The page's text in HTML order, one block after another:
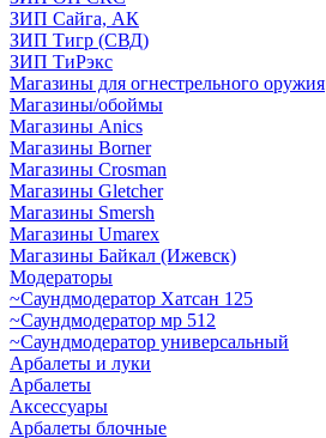
ЗИП Сайга, АК
ЗИП Тигр (СВД)
ЗИП ТиРэкс
Магазины для огнестрельного оружия
Магазины/обоймы
Магазины Anics
Магазины Borner
Магазины Crosman
Магазины Gletcher
Магазины Smersh
Магазины Umarex
Магазины Байкал (Ижевск)
Модераторы
~Cаундмодератор Хатсан 125
~Саундмодератор мр 512
~Саундмодератор универсальный
Арбалеты и луки
Арбалеты
Аксессуары
Арбалеты блочные